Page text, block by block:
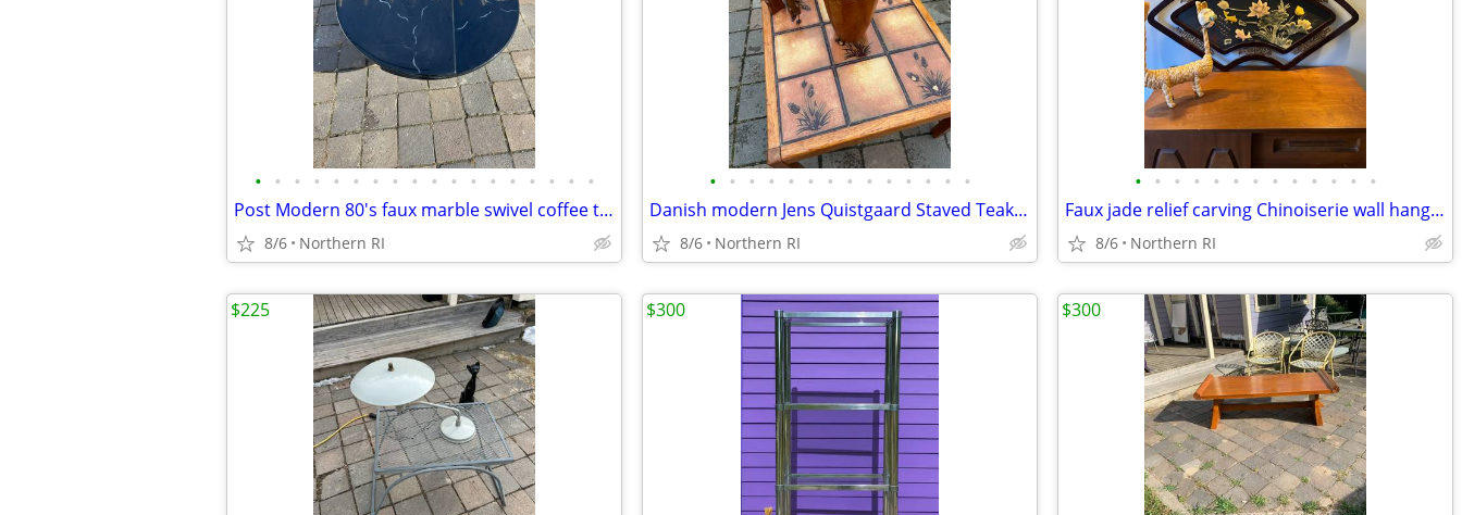
• • • • • • • • • • • • • • • • • •
Post Modern 80's faux marble swivel coffee table A96
8/6 Northern RI
• • • • • • • • • • • • • •
Danish modern Jens Quistgaard Staved Teak Ice Bucket Dansk A457
8/6 Northern RI
• • • • • • • • • • • • •
Faux jade relief carving Chinoiserie wall hanging A245
8/6 Northern RI
$225 $300 $300